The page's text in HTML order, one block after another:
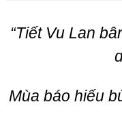
“Tiết Vu Lan
Mùa báo hiếu